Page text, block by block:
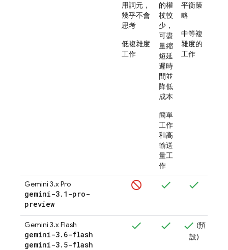
用詞元，
幾乎不會
思考
低複雜度
工作
的權
杖較
少，
可盡
量縮
短延
遲時
間並
降低
成本
簡單
工作
和高
輸送
量工
作
平衡策
略
中等複
雜度的
工作
Gemini 3.x Pro
gemini-3. 1-pro-
preview
Gemini 3.x Flash
gemini-3. 6-flash
gemini-3. 5-flash
(預
設)